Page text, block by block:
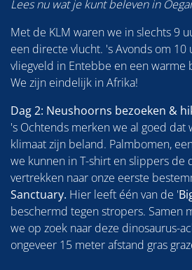
Lees nu wat je kunt beleven in
Met de KLM waren we in slechts 9
een directe vlucht. 's Avonds om
vliegveld in Entebbe en een warme
We zijn eindelijk in Afrika!
Dag 2: Neushoorns bezoeken &
's Ochtends merken we al goed dat
klimaat zijn beland. Palmbomen,
we kunnen in T-shirt en slippers de
vertrekken naar onze eerste
Sanctuary. Hier leeft één van de '
beschermd tegen stropers. Samen
we op zoek naar deze dinosaurus-
ongeveer 15 meter afstand gras